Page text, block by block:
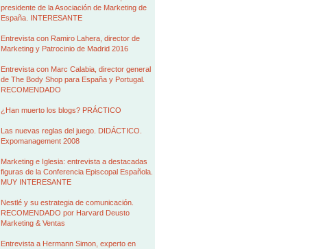
presidente de la Asociación de Marketing de
España. INTERESANTE
Entrevista con Ramiro Lahera, director de
Marketing y Patrocinio de Madrid 2016
Entrevista con Marc Calabia, director general
de The Body Shop para España y Portugal.
RECOMENDADO
¿Han muerto los blogs? PRÁCTICO
Las nuevas reglas del juego. DIDÁCTICO.
Expomanagement 2008
Marketing e Iglesia: entrevista a destacadas
figuras de la Conferencia Episcopal Española.
MUY INTERESANTE
Nestlé y su estrategia de comunicación.
RECOMENDADO por Harvard Deusto
Marketing & Ventas
Entrevista a Hermann Simon, experto en